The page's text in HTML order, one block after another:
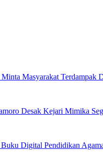
Masyarakat Terdampak
Desak Kejari Mimika
Digital Pendidikan